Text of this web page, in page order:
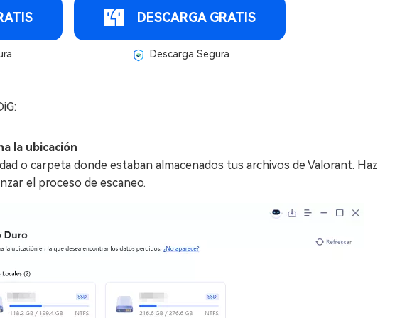
DESCARGA GRATIS
Descarga Segura
la ubicación
o carpeta donde estaban almacenados tus archivos de Valorant. Haz
el proceso de escaneo.